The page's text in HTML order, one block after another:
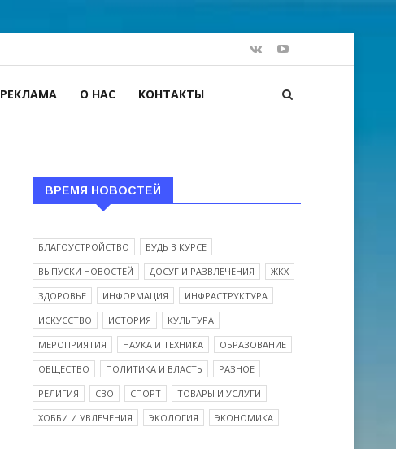
РЕКЛАМА О НАС КОНТАКТЫ
ВРЕМЯ НОВОСТЕЙ
БЛАГОУСТРОЙСТВО
БУДЬ В КУРСЕ
ВЫПУСКИ НОВОСТЕЙ
ДОСУГ И РАЗВЛЕЧЕНИЯ
ЖКХ
ЗДОРОВЬЕ
ИНФОРМАЦИЯ
ИНФРАСТРУКТУРА
ИСКУССТВО
ИСТОРИЯ
КУЛЬТУРА
МЕРОПРИЯТИЯ
НАУКА И ТЕХНИКА
ОБРАЗОВАНИЕ
ОБЩЕСТВО
ПОЛИТИКА И ВЛАСТЬ
РАЗНОЕ
РЕЛИГИЯ
СВО СПОРТ
ТОВАРЫ И УСЛУГИ
ХОББИ И УВЛЕЧЕНИЯ
ЭКОЛОГИЯ ЭКОНОМИКА